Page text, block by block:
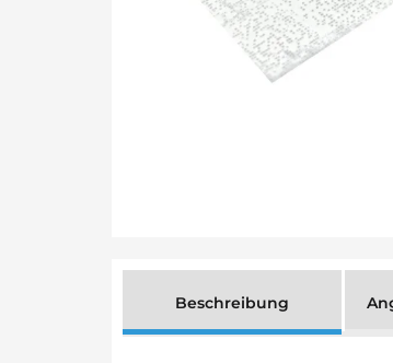
Beschreibung